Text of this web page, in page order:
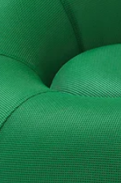
normal view